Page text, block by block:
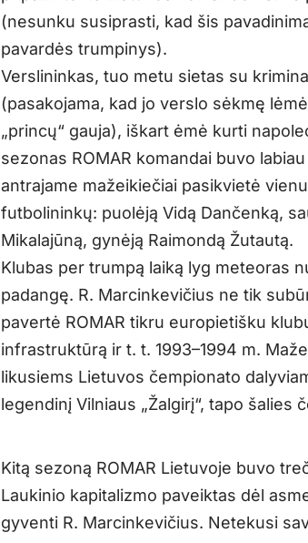
(nesunku susiprasti, kad šis
pavardės trumpinys).
Verslininkas, tuo metu sietas su
(pasakojama, kad jo verslo sėkmę
„princų“ gauja), iškart ėmė kurti
sezonas ROMAR komandai buvo
antrajame mažeikiečiai pasikvietė
futbolininkų: puolėją Vidą Dančenką,
Mikalajūną, gynėją Raimondą Žutautą.
Klubas per trumpą laiką lyg meteoras
padangę. R. Marcinkevičius ne tik
pavertė ROMAR tikru europietišku
infrastruktūrą ir t. t. 1993–1994 m.
likusiems Lietuvos čempionato
legendinį Vilniaus „Žalgirį“, tapo šalies
Kitą sezoną ROMAR Lietuvoje buvo
Laukinio kapitalizmo paveiktas dėl
gyventi R. Marcinkevičius. Netekusi